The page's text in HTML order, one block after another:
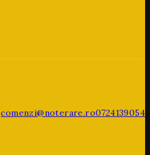
comenzi@noterare.ro0724139054